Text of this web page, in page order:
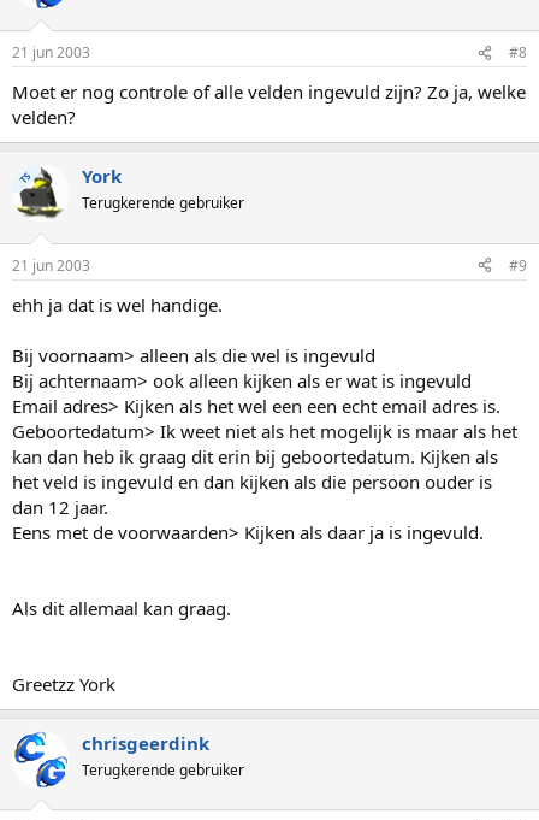
21 jun 2003 #8
Moet er nog controle of alle velden ingevuld zijn? Zo ja, welke
velden?
TS York
Terugkerende gebruiker
21 jun 2003 #9
ehh ja dat is wel handige.
Bij voornaam> alleen als die wel is ingevuld
Bij achternaam> ook alleen kijken als er wat is ingevuld
Email adres> Kijken als het wel een een echt email adres is.
Geboortedatum> Ik weet niet als het mogelijk is maar als het
kan dan heb ik graag dit erin bij geboortedatum. Kijken als
het veld is ingevuld en dan kijken als die persoon ouder is
dan 12 jaar.
Eens met de voorwaarden> Kijken als daar ja is ingevuld.
Als dit allemaal kan graag.
Greetzz York
chrisgeerdink
Terugkerende gebruiker